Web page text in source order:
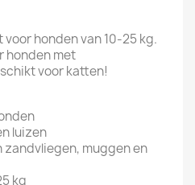
honden van 10-25 kg.
honden met
voor katten!
luizen
muggen en
kg